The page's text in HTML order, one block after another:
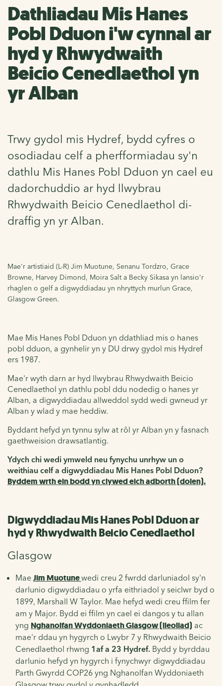
Dathliadau Mis Hanes
Pobl Dduon i'w cynnal ar
hyd y Rhwydwaith
Beicio Cenedlaethol yn
yr Alban
Trwy gydol mis Hydref, bydd cyfres o
osodiadau celf a pherfformiadau sy'n
dathlu Mis Hanes Pobl Dduon yn cael eu
dadorchuddio ar hyd llwybrau
Rhwydwaith Beicio Cenedlaethol di-
draffig yn yr Alban.
Mae'r artistiaid (L-R) Jim Muotune, Senanu Tordzro, Grace
Browne, Harvey Dimond, Moira Salt a Becky Sikasa yn lansio'r
rhaglen o gelf a digwyddiadau yn nhryttych murlun Grace,
Glasgow Green.
Mae Mis Hanes Pobl Dduon yn ddathliad mis o hanes
pobl dduon, a gynhelir yn y DU drwy gydol mis Hydref
ers 1987.
Mae'r wyth darn ar hyd llwybrau Rhwydwaith Beicio
Cenedlaethol yn dathlu pobl ddu nodedig o hanes yr
Alban, a digwyddiadau allweddol sydd wedi gwneud yr
Alban y wlad y mae heddiw.
Byddant hefyd yn tynnu sylw at rôl yr Alban yn y fasnach
gaethweision drawsatlantig.
Ydych chi wedi ymweld neu fynychu unrhyw un o
weithiau celf a digwyddiadau Mis Hanes Pobl Dduon?
Byddem wrth ein bodd yn clywed eich adborth (dolen).
Digwyddiadau Mis Hanes Pobl Dduon ar
hyd y Rhwydwaith Beicio Cenedlaethol
Glasgow
Mae Jim Muotunewedi creu 2 fwrdd darluniadol sy'n
darlunio digwyddiadau o yrfa eithriadol y seiclwr byd o
1899, Marshall W Taylor. Mae hefyd wedi creu ffilm fer
am y Major. Bydd ei ffilm yn cael ei dangos y tu allan
yng Nghanolfan Wyddoniaeth Glasgow (lleoliad) ac
mae'r ddau yn hygyrch o Lwybr 7 y Rhwydwaith Beicio
Cenedlaethol rhwng 1af a 23 Hydref. Bydd y byrddau
darlunio hefyd yn hygyrch i fynychwyr digwyddiadau
Parth Gwyrdd COP26 yng Nghanolfan Wyddoniaeth